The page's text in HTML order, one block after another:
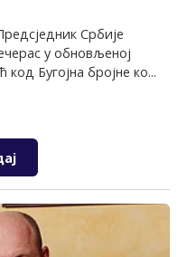
Србије
у обновљеној
Бугојна бројне ко...